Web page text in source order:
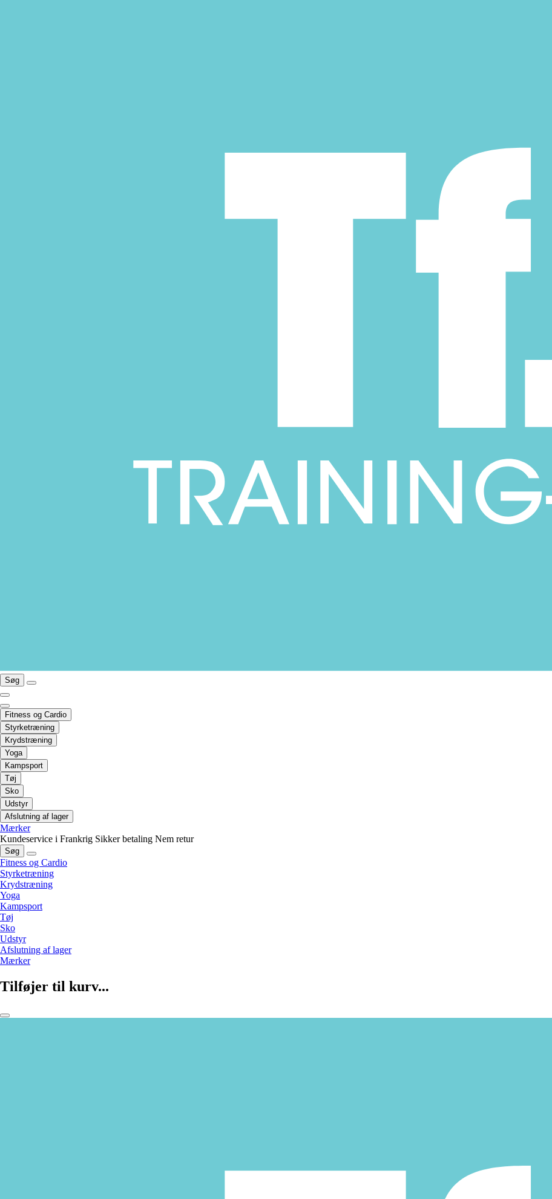
Søg
Fitness og Cardio
Styrketræning
Krydstræning
Yoga
Kampsport
Tøj
Sko
Udstyr
Afslutning af lager
Mærker
Kundeservice i Frankrig Sikker betaling Nem retur
Søg
Fitness og Cardio
Styrketræning
Krydstræning
Yoga
Kampsport
Tøj
Sko
Udstyr
Afslutning af lager
Mærker
Tilføjer til kurv...